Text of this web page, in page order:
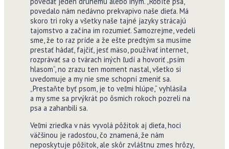
povedalo nám nedávno prekvapivo naše dieťa. Má
skoro tri roky a všetky naše tajné jazyky strácajú
tajomstvo a začína im rozumieť. Samozrejme, vedeli
sme, že to raz príde a že ešte predtým sa musíme
prestať hádať, fajčiť, jesť mäso, používať internet,
rozprávať sa o tvárach iných ľudí a hovoriť „psím
hlasom“, no zrazu ten moment nastal, všetko si
uvedomuje a my nie sme schopní zmeniť sa.
„Prestaňte byť psom, je to veľmi hlúpe,“ vyhlásila
a my sme sa prvýkrát po ôsmich rokoch pozreli na
psa a zahanbili sa.
Veľmi zriedka v nás vyvolá pôžitok aj dieťa, hoci
väčšinou je radosťou, čo znamená, že nám
neposkytuje pôžitok, ale skôr zvláštnu zmes hrôzy,